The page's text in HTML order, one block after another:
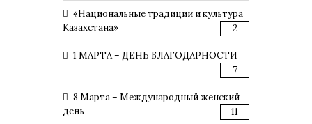
«Национальные традиции и культура
Казахстана»
2
1 МАРТА – ДЕНЬ БЛАГОДАРНОСТИ
7
8 Марта – Международный женский
день
11